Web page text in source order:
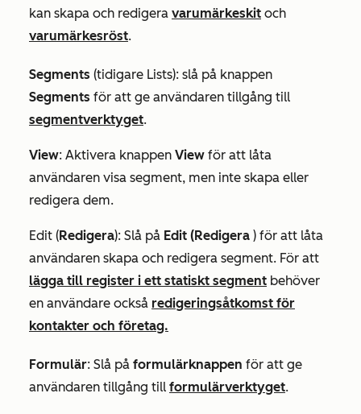
kan skapa och redigera varumärkeskit och
varumärkesröst.
Segments (tidigare Lists): slå på knappen
Segments för att ge användaren tillgång till
segmentverktyget.
View: Aktivera knappen View för att låta
användaren visa segment, men inte skapa eller
redigera dem.
Edit (Redigera): Slå på Edit (Redigera ) för att låta
användaren skapa och redigera segment. För att
lägga till register i ett statiskt segment behöver
en användare också redigeringsåtkomst för
kontakter och företag.
Formulär: Slå på formulärknappen för att ge
användaren tillgång till formulärverktyget.